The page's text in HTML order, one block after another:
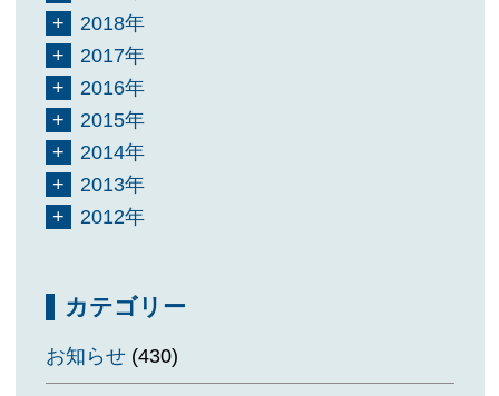
2018年
2017年
2016年
2015年
2014年
2013年
2012年
カテゴリー
お知らせ(430)